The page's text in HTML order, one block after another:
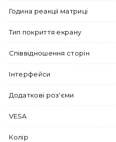
Година реакції матриці
Тип покриття екрану
Співвідношення сторін
Інтерфейси
Додаткові роз'єми
VESA
Колір